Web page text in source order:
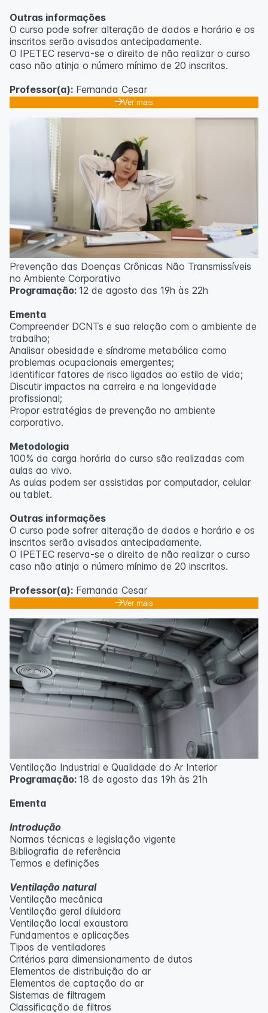
Outras informações
O curso pode sofrer alteração de dados e horário e os
inscritos serão avisados ​​antecipadamente.
O IPETEC reserva-se o direito de não realizar o curso
caso não atinja o número mínimo de 20 inscritos.
Professor(a): Fernanda Cesar
Ver mais
Prevenção das Doenças Crônicas Não Transmissíveis
no Ambiente Corporativo
Programação: 12 de agosto das 19h às 22h
Ementa
Compreender DCNTs e sua relação com o ambiente de
trabalho;
Analisar obesidade e síndrome metabólica como
problemas ocupacionais emergentes;
Identificar fatores de risco ligados ao estilo de vida;
Discutir impactos na carreira e na longevidade
profissional;
Propor estratégias de prevenção no ambiente
corporativo.
Metodologia
100% da carga horária do curso são realizadas com
aulas ao vivo.
As aulas podem ser assistidas por computador, celular
ou tablet.
Outras informações
O curso pode sofrer alteração de dados e horário e os
inscritos serão avisados ​​antecipadamente.
O IPETEC reserva-se o direito de não realizar o curso
caso não atinja o número mínimo de 20 inscritos.
Professor(a): Fernanda Cesar
Ver mais
Ventilação Industrial e Qualidade do Ar Interior
Programação: 18 de agosto das 19h às 21h
Ementa
Introdução
Normas técnicas e legislação vigente
Bibliografia de referência
Termos e definições
Ventilação natural
Ventilação mecânica
Ventilação geral diluidora
Ventilação local exaustora
Fundamentos e aplicações
Tipos de ventiladores
Critérios para dimensionamento de dutos
Elementos de distribuição do ar
Elementos de captação do ar
Sistemas de filtragem
Classificação de filtros